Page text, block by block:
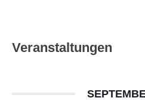
Veranstaltungen